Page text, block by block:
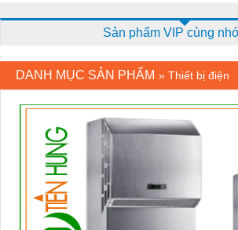
Sản phẩm VIP cùng
DANH MỤC SẢN PHẨM » Thiết bị điện